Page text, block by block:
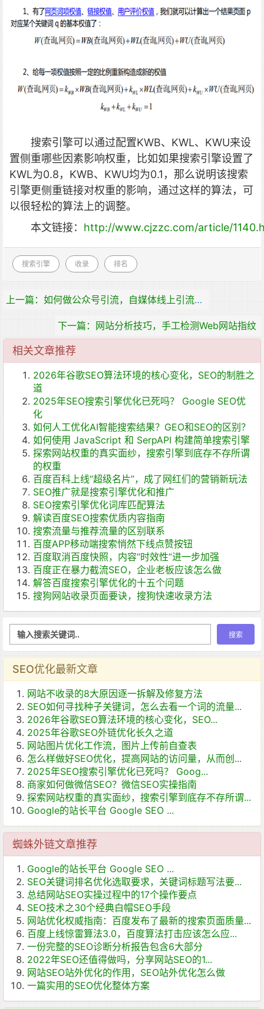
搜索引擎可以通过配置KWB、KWL、KWU来设
置侧重哪些因素影响权重，比如如果搜索引擎设置了
KWL为0.8，KWB、KWU均为0.1，那么说明该搜索
引擎更侧重链接对权重的影响，通过这样的算法，可
以很轻松的算法上的调整。
本文链接： http://www.cjzzc.com/article/
搜索引擎 收录 排名
上一篇：如何做公众号引流，自媒体线上引流推广的8个方法
下一篇：网站分析技巧，手工检测Web网站指纹
相关文章推荐
2026年谷歌SEO算法环境的核心变化，SEO的制胜之
道
2025年SEO搜索引擎优化已死吗？ Google SEO优
化
如何人工优化AI智能搜索结果？GEO和SEO的区别？
如何使用 JavaScript 和 SerpAPI 构建简单搜索引擎
探索网站权重的真实面纱，搜索引擎到底存不存所谓
的权重
百度百科上线“超级名片”，成了网红们的营销新玩法
SEO推广就是搜索引擎优化和推广
SEO搜索引擎优化词库匹配算法
解读百度SEO搜索优质内容指南
搜索流量与推荐流量的区别联系
百度APP移动端搜索悄然下线点赞按钮
百度取消百度快照，内容“时效性”进一步加强
百度正在暴力截流SEO，企业老板应该怎么做
解答百度搜索引擎优化的十五个问题
搜狗网站收录页面要诀，搜狗快速收录方法
SEO优化最新文章
网站不收录的8大原因逐一拆解及修复方法
SEO如何寻找种子关键词，怎么去看一个词的流量...
2026年谷歌SEO算法环境的核心变化，SEO...
2025年谷歌SEO外链优化长久之道
网站图片优化工作流，图片上传前自查表
怎么样做好SEO优化，提高网站的访问量，从而创...
2025年SEO搜索引擎优化已死吗？ Goog...
商家如何做微信SEO？微信SEO实操指南
探索网站权重的真实面纱，搜索引擎到底存不存所谓...
Google的站长平台 Google SEO ...
蜘蛛外链文章推荐
Google的站长平台 Google SEO ...
SEO关键词排名优化选取要求，关键词标题写法要...
总结网站SEO实操过程中的17个操作要点
SEO技术之30个经典白帽SEO手段
网站优化权威指南：百度发布了最新的搜索页面质量...
百度上线惊雷算法3.0，百度算法打击应该怎么应...
一份完整的SEO诊断分析报告包含6大部分
2022年SEO还值得做吗，分享网站SEO的1...
网站SEO站外优化的作用，SEO站外优化怎么做
一篇实用的SEO优化整体方案